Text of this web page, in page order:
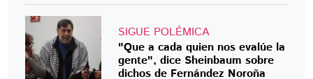
SIGUE POLÉMICA
"Que a cada quien nos evalúe la
gente", dice Sheinbaum sobre
dichos de Fernández Noroña